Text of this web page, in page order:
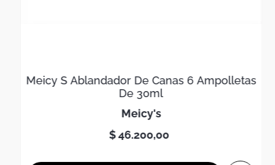
Meicy S Ablandador De Canas 6 Ampolletas
De 30ml
meicy's
$46.200,00